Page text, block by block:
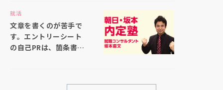
就活
文章を書くのが苦手で
す。エントリーシート
の自己PRは、箇条書き